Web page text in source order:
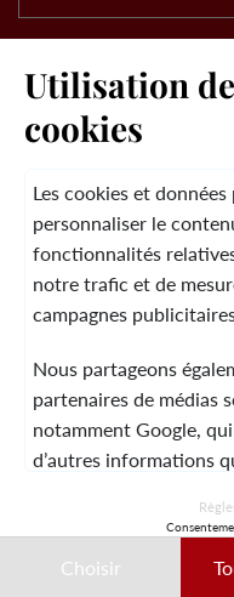
LA MARQUE
SERVICE
©
MENTIONS
Utilisation
cookies
Les cookies et
personnaliser le
fonctionnalités
notre trafic et de
campagnes
Nous partageons
partenaires de médias
notamment Google,
d’autres informations
Ces données peuvent
Choisir